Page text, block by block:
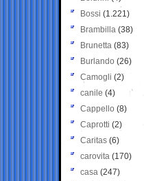
Bossi (1.221)
Brambilla (38)
Brunetta (83)
Burlando (26)
Camogli (2)
canile (4)
Cappello (8)
Caprotti (2)
Caritas (6)
carovita (170)
casa (247)